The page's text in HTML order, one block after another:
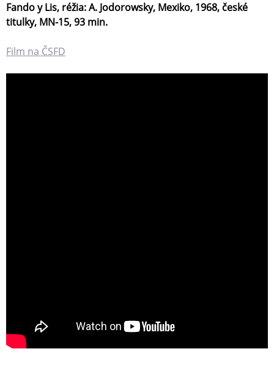
Fando y Lis, réžia: A. Jodorowsky, Mexiko, 1968, české
titulky, MN-15, 93 min.
Film na ČSFD